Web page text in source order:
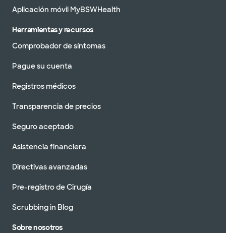
Aplicación móvil MyBSWHealth
Herramientas y recursos
Comprobador de síntomas
Pague su cuenta
Registros médicos
Transparencia de precios
Seguro aceptado
Asistencia financiera
Directivas avanzadas
Pre-registro de Cirugía
Scrubbing in Blog
Sobre nosotros